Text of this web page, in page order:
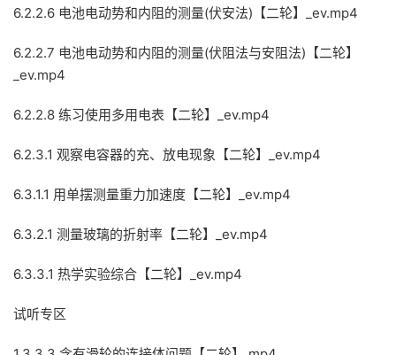
6.2.2.6 电池电动势和内阻的测量(伏安法)【二轮】_ev.mp4
6.2.2.7 电池电动势和内阻的测量(伏阻法与安阻法)【二轮】
_ev.mp4
6.2.2.8 练习使用多用电表【二轮】_ev.mp4
6.2.3.1 观察电容器的充、放电现象【二轮】_ev.mp4
6.3.1.1 用单摆测量重力加速度【二轮】_ev.mp4
6.3.2.1 测量玻璃的折射率【二轮】_ev.mp4
6.3.3.1 热学实验综合【二轮】_ev.mp4
试听专区